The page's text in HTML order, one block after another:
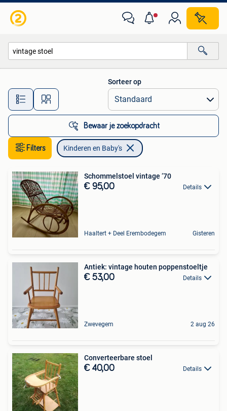
Alle afstanden…
Sorteer op
Bewaar je zoekopdracht
Filters Kinderen en Baby's
Schommelstoel vintage ‘70
€ 95,00 Details
Haaltert + Deel Erembodegem Gisteren
Antiek: vintage houten poppenstoeltje
€ 53,00 Details
Zwevegem 2 aug 26
Converteerbare stoel
€ 40,00 Details